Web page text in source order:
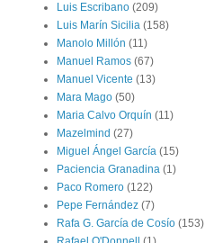
Luis Escribano (209)
Luis Marín Sicilia (158)
Manolo Millón (11)
Manuel Ramos (67)
Manuel Vicente (13)
Mara Mago (50)
Maria Calvo Orquín (11)
Mazelmind (27)
Miguel Ángel García (15)
Paciencia Granadina (1)
Paco Romero (122)
Pepe Fernández (7)
Rafa G. García de Cosío (153)